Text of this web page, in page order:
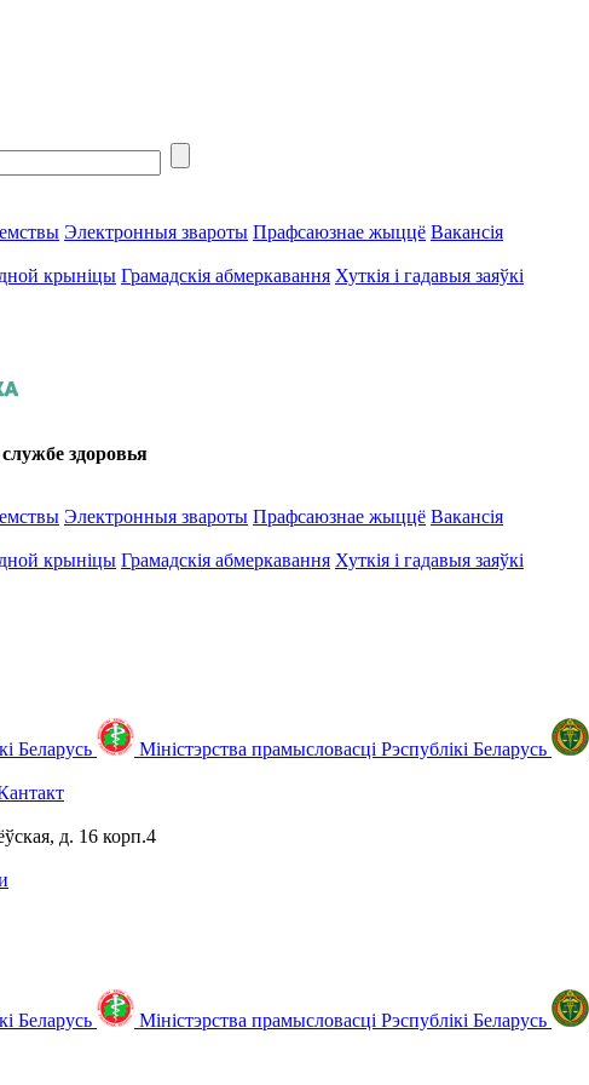
Электронныя звароты Прафсаюзнае жыццё Вакансія
крыніцы Грамадскія абмеркавання Хуткія і гадавыя заяўкі
здоровья
Электронныя звароты Прафсаюзнае жыццё Вакансія
крыніцы Грамадскія абмеркавання Хуткія і гадавыя заяўкі
Беларусь Міністэрства прамысловасці Рэспублікі Беларусь
д. 16 корп.4
Беларусь Міністэрства прамысловасці Рэспублікі Беларусь